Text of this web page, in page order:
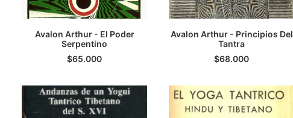
LEER MÁS
Avalon Arthur - El Poder
Serpentino
$65.000
LEER MÁS
Avalon Arthur - Principios Del
Tantra
$68.000